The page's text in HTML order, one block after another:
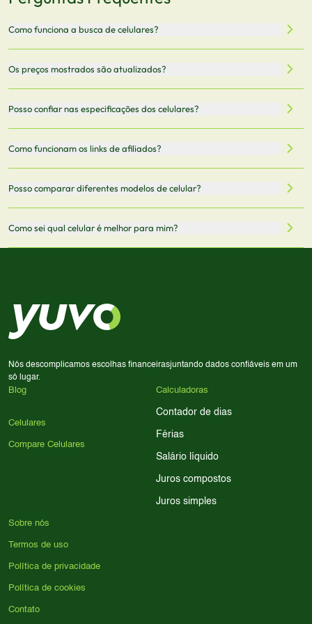
Como funciona a busca de celulares?
armazenamento, memória RAM, bateria e conectividade
5G.
Os preços mostrados são atualizados?
vendedor antes de finalizar sua compra.
Posso confiar nas especificações dos celulares?
informações mais recentes de cada modelo.
Como funcionam os links de afiliados?
comissão sem custo adicional para você.
Posso comparar diferentes modelos de celular?
Sim! Você pode selecionar até 3 celulares para comparar
Como sei qual celular é melhor para mim?
processador e bateria são essenciais. Use nossos filtros
para encontrar o celular ideal.
Nós descomplicamos escolhas financeirasjuntando dados confiáveis em um
só lugar.
Blog
Celulares
Compare Celulares
Calculadoras
Contador de dias
Férias
Salário líquido
Juros compostos
Juros simples
Sobre nós
Termos de uso
Política de privacidade
Política de cookies
Contato